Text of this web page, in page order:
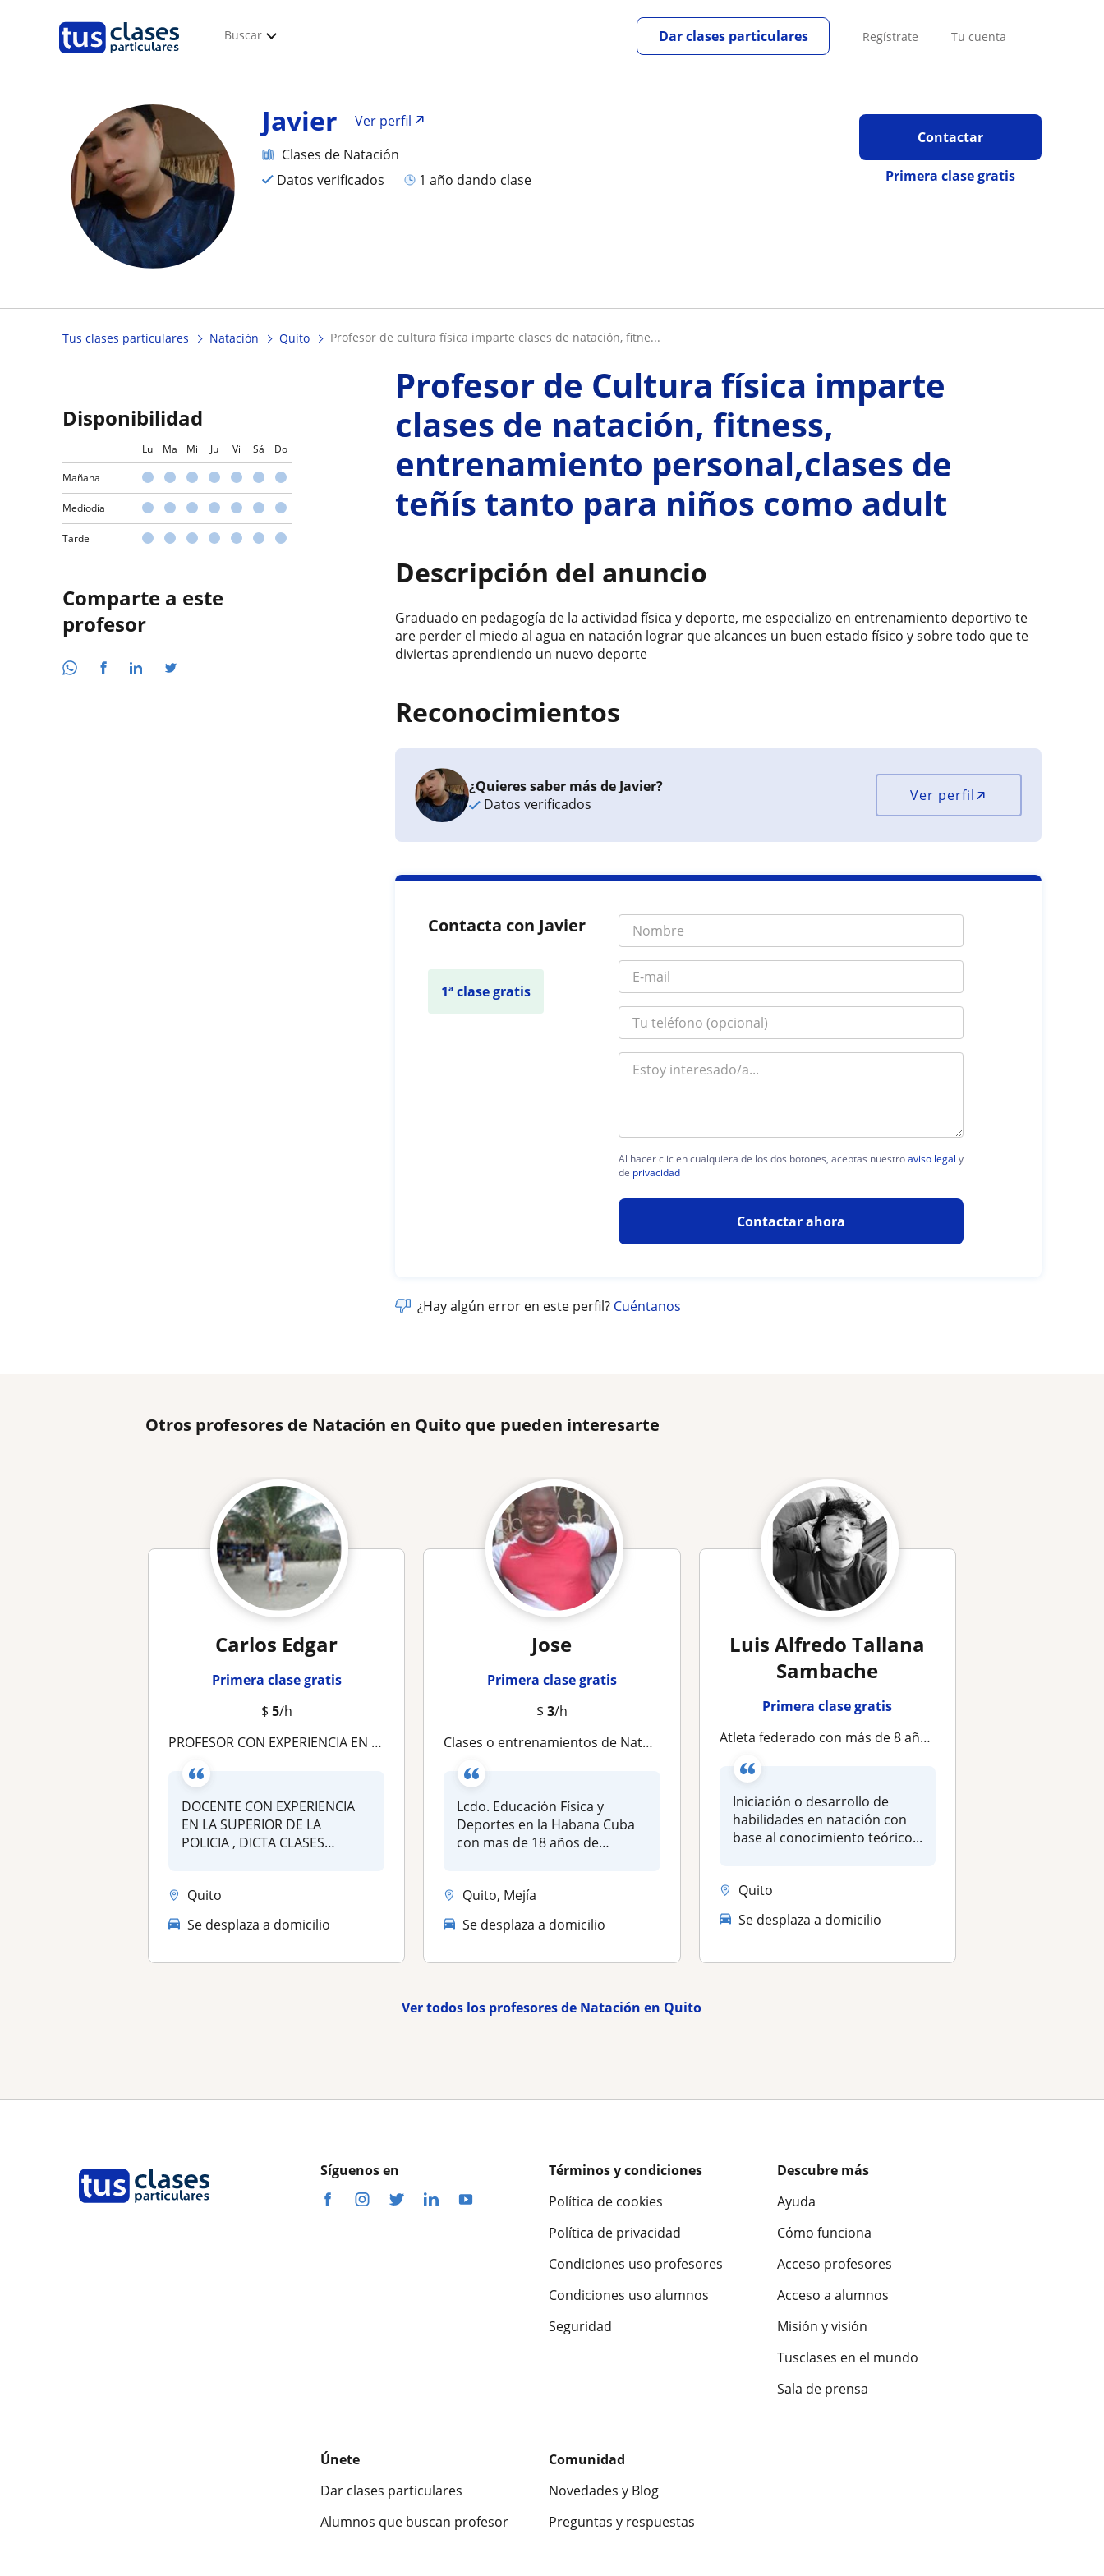
Buscar Regístrate Tu cuenta
Dar clases particulares
Contactar
Primera clase gratis
Javier
Ver perfil
Clases de Natación
Datos verificados
1 año dando clase
Tus clases particulares Natación Quito profesor de cultura física imparte clases de natación, fitne...
Disponibilidad
Lu Ma Mi Ju Vi Sá Do
Mañana
Mediodía
Tarde
Comparte a este
profesor
Profesor de Cultura física imparte
clases de natación, fitness,
entrenamiento personal,clases de
teñís tanto para niños como adult
Descripción del anuncio
Graduado en pedagogía de la actividad física y deporte, me especializo en entrenamiento deportivo te
are perder el miedo al agua en natación lograr que alcances un buen estado físico y sobre todo que te
diviertas aprendiendo un nuevo deporte
Reconocimientos
¿Quieres saber más de Javier?
Datos verificados
Ver perfil
Contacta con Javier
1ª clase gratis
Al hacer clic en cualquiera de los dos botones, aceptas nuestroaviso legal y
de privacidad
Contactar ahora
¿Hay algún error en este perfil? Cuéntanos
Otros profesores de Natación en Quito que pueden interesarte
Carlos Edgar
Primera clase gratis
$ 5/h
PROFESOR CON EXPERIENCIA EN NATACIÓN , INDIVIDUALES O GRUPALES, ESCUELAS , COLEGIOS , UNIVERSIDAD
DOCENTE CON EXPERIENCIA
EN LA SUPERIOR DE LA
POLICIA , DICTA CLASES
Quito
Se desplaza a domicilio
Jose
Primera clase gratis
$ 3/h
Clases o entrenamientos de Natación y Polo dirigidos a niños y adultos, para personas con discapacidad y pruebas de admisión
Lcdo. Educación Física y
Deportes en la Habana Cuba
con mas de 18 años de
Quito, Mejía
Se desplaza a domicilio
Luis Alfredo Tallana
Sambache
Primera clase gratis
Atleta federado con más de 8 años de experiencia en competencias nacionales. Clases personalizadas o grupales (cualquier nivel)
Iniciación o desarrollo de
habilidades en natación con
base al conocimiento teórico...
Quito
Se desplaza a domicilio
Ver todos los profesores de Natación en Quito
Síguenos en
Términos y condiciones
Política de cookies
Política de privacidad
Condiciones uso profesores
Condiciones uso alumnos
Seguridad
Descubre más
Ayuda
Cómo funciona
Acceso profesores
Acceso a alumnos
Misión y visión
Tusclases en el mundo
Sala de prensa
Únete
Dar clases particulares
Alumnos que buscan profesor
Comunidad
Novedades y Blog
Preguntas y respuestas